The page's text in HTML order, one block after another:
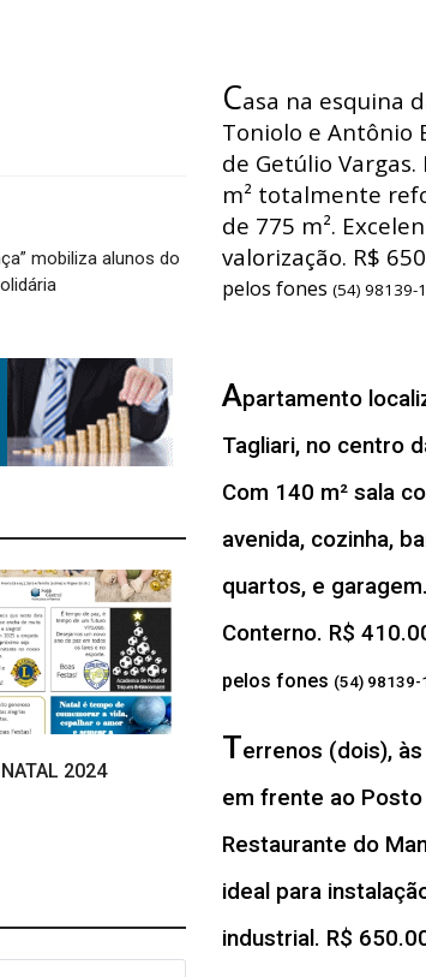
mobiliza alunos do
2024
Casa na esquina
Toniolo e Antônio
de Getúlio
m² totalmente
de 775 m².
valorização. R$
pelos fones (54) 98139-
Apartamento
Tagliari, no centro
Com 140 m² sala
avenida, cozinha,
quartos, e
Conterno. R$
pelos fones (54)
Terrenos (dois),
em frente ao
Restaurante do
ideal para
industrial. R$